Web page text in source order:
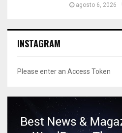
agosto 6, 2026
INSTAGRAM
Please enter an Access Token